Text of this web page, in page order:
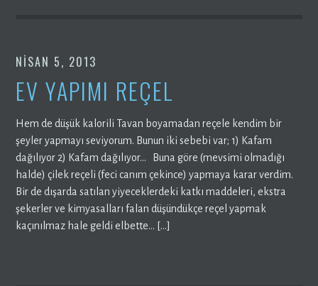
NISAN 5, 2013
EV YAPIMI REÇEL
Hem de düşük kalorili Tavan boyamadan reçele kendim bir
şeyler yapmayı seviyorum. Bunun iki sebebi var; 1) Kafam
dağılıyor 2) Kafam dağılıyor… Buna göre (mevsimi olmadığı
halde) çilek reçeli (feci canım çekince) yapmaya karar verdim.
Bir de dışarda satılan yiyeceklerdeki katkı maddeleri, ekstra
şekerler ve kimyasalları falan düşündükçe reçel yapmak
kaçınılmaz hale geldi elbette… […]